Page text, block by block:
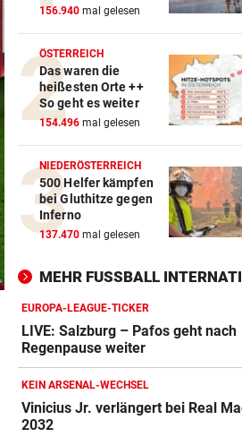
156.940 mal gelesen
ÖSTERREICH
Das waren die
heißesten Orte ++
So geht es weiter
154.496 mal gelesen
NIEDERÖSTERREICH
500 Helfer kämpfen
bei Gluthitze gegen
Inferno
137.470 mal gelesen
MEHR FUSSBALL
EUROPA-LEAGUE-TICKER
LIVE: Salzburg – Pafos geht nach
Regenpause weiter
KEIN ARSENAL-WECHSEL
Vinicius Jr. verlängert bei Real
2032